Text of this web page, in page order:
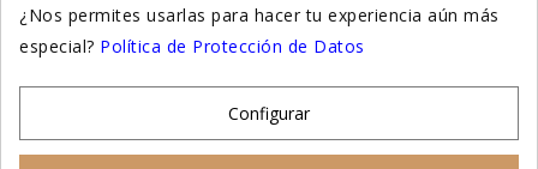
Otros
¿Nos permites usarlas para hacer tu experiencia aún más
especial? Política de Protección de Datos
Configurar